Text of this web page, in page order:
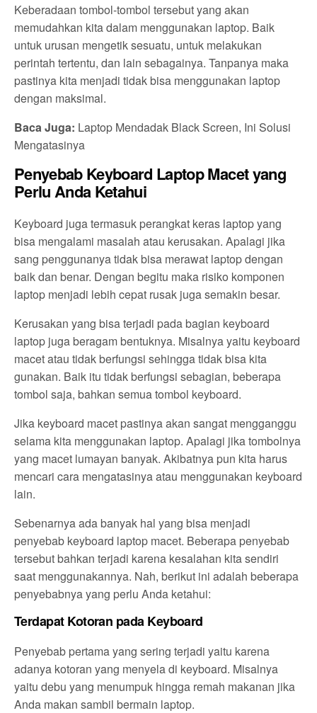
Keberadaan tombol-tombol tersebut yang akan
memudahkan kita dalam menggunakan laptop. Baik
untuk urusan mengetik sesuatu, untuk melakukan
perintah tertentu, dan lain sebagainya. Tanpanya maka
pastinya kita menjadi tidak bisa menggunakan laptop
dengan maksimal.
Baca Juga: Laptop Mendadak Black Screen, Ini Solusi
Mengatasinya
Penyebab Keyboard Laptop Macet yang
Perlu Anda Ketahui
Keyboard juga termasuk perangkat keras laptop yang
bisa mengalami masalah atau kerusakan. Apalagi jika
sang penggunanya tidak bisa merawat laptop dengan
baik dan benar. Dengan begitu maka risiko komponen
laptop menjadi lebih cepat rusak juga semakin besar.
Kerusakan yang bisa terjadi pada bagian keyboard
laptop juga beragam bentuknya. Misalnya yaitu keyboard
macet atau tidak berfungsi sehingga tidak bisa kita
gunakan. Baik itu tidak berfungsi sebagian, beberapa
tombol saja, bahkan semua tombol keyboard.
Jika keyboard macet pastinya akan sangat mengganggu
selama kita menggunakan laptop. Apalagi jika tombolnya
yang macet lumayan banyak. Akibatnya pun kita harus
mencari cara mengatasinya atau menggunakan keyboard
lain.
Sebenarnya ada banyak hal yang bisa menjadi
penyebab keyboard laptop macet. Beberapa penyebab
tersebut bahkan terjadi karena kesalahan kita sendiri
saat menggunakannya. Nah, berikut ini adalah beberapa
penyebabnya yang perlu Anda ketahui:
Terdapat Kotoran pada Keyboard
Penyebab pertama yang sering terjadi yaitu karena
adanya kotoran yang menyela di keyboard. Misalnya
yaitu debu yang menumpuk hingga remah makanan jika
Anda makan sambil bermain laptop.